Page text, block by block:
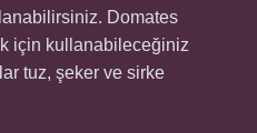
Domates
için kullanabileceğiniz
tuz, şeker ve sirke